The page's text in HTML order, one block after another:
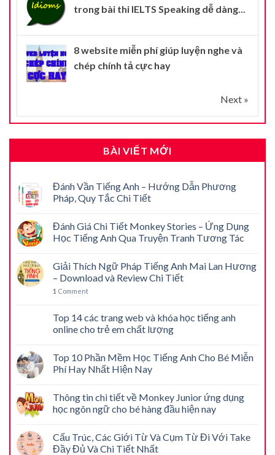
trong bài thi IELTS Speaking dễ dàng...
8 website miễn phí giúp luyện nghe và
chép chính tả cực hay
Next »
BÀI VIẾT MỚI
Đánh Vần Tiếng Anh – Hướng Dẫn Phương
Pháp, Quy Tắc Chi Tiết
Đánh Giá Chi Tiết Monkey Stories – Ứng Dụng
Học Tiếng Anh Qua Truyện Tranh Tương Tác
Giải Thích Ngữ Pháp Tiếng Anh Mai Lan Hương
– Download và Review Chi Tiết
1 Comment
Top 14 các trang web và khóa học tiếng anh
online cho trẻ em chất lượng
Top 10 Phần Mềm Học Tiếng Anh Cho Bé Miễn
Phí Hay Nhất Hiện Nay
Thông tin chi tiết về Monkey Junior ứng dụng
học ngôn ngữ cho bé hàng đầu hiện nay
Cấu Trúc, Các Giới Từ Và Cụm Từ Đi Với Take
Đầy Đủ Và Chi Tiết Nhất